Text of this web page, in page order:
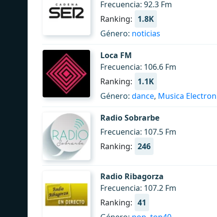
Frecuencia: 92.3 Fm
Ranking: 1.8K
Género: noticias
Loca FM
Frecuencia: 106.6 Fm
Ranking: 1.1K
Género: dance, Musica
Radio Sobrarbe
Frecuencia: 107.5 Fm
Ranking: 246
Radio Ribagorza
Frecuencia: 107.2 Fm
Ranking: 41